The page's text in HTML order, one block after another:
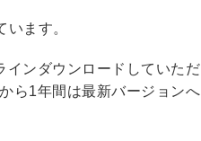
ます。
インダウンロードしていただ
ら1年間は最新バージョンへ